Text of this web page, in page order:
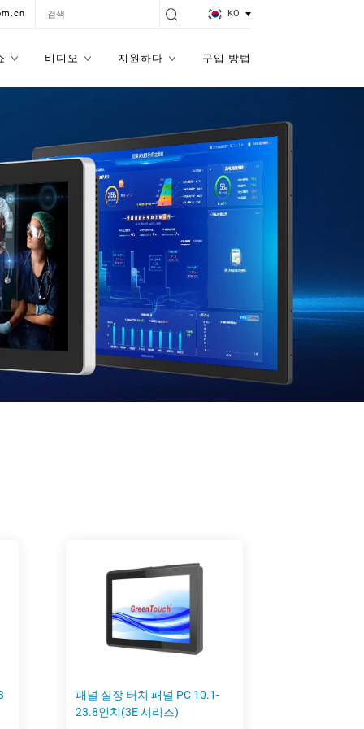
KO
비디오 지원하다 구입 방법
패널 실장 터치 패널 PC 10.1-
23.8인치(3E 시리즈)